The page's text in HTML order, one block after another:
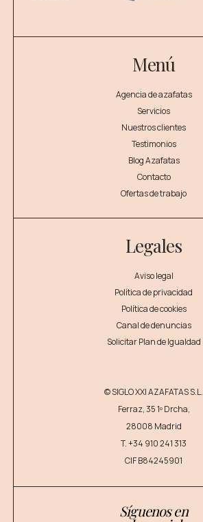
Menú
Agencia de azafatas
Servicios
Nuestros clientes
Testimonios
Blog Azafatas
Contacto
Ofertas de trabajo
Legales
Aviso legal
Política de privacidad
Política de cookies
Canal de denuncias
Solicitar Plan de Igualdad
© SIGLO XXI AZAFATAS S.L.
Ferraz, 35 1º Drcha,
28008 Madrid
T.+34 910 241 313
CIF B84245901
Síguenos en